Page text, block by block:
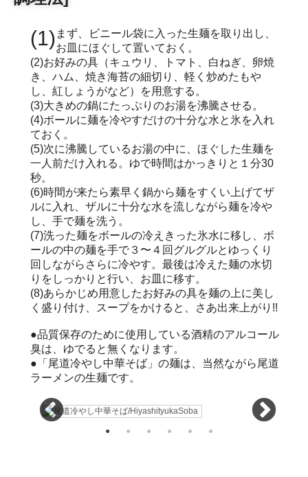
(1)まず、ビニール袋に入った生麺を取り出し、お皿にほぐして置いておく。
(2)お好みの具（キュウリ、トマト、白ねぎ、卵焼
き、ハム、焼き海苔の細切り、軽く炒めたもや
し、紅しょうがなど）を用意する。
(3)大きめの鍋にたっぷりのお湯を沸騰させる。
(4)ボールに麺を冷やすだけの十分な水と氷を入れ
ておく。
(5)次に沸騰しているお湯の中に、ほぐした生麺を
一人前だけ入れる。ゆで時間はかっきりと１分30
秒。
(6)時間が来たら素早く鍋から麺をすくい上げてザ
ルに入れ、ザルに十分な水を流しながら麺を冷や
し、手で麺を洗う。
(7)洗った麺をボールの冷えきった氷水に移し、ボ
ールの中の麺を手で３〜４回グルグルとゆっくり
回しながらさらに冷やす。最後は冷えた麺の水切
りをしっかりと行い、お皿に移す。
(8)あらかじめ用意したお好みの具を麺の上に美し
く盛り付け、スープをかけると、さあ出来上がり!!
●品質保存のために使用している酒精のアルコール
臭は、ゆでると無くなります。
●「尾道冷やし中華そば」の麺は、当然ながら尾道
ラーメンの生麺です。